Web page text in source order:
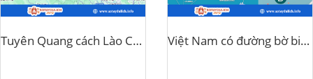
Tuyên Quang cách Lào Cai bao nhiêu km Việt Nam có đường bờ biển dài bao nhiêu km?